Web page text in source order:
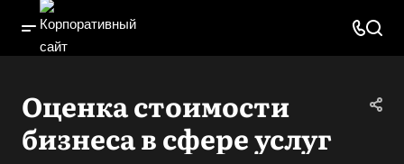
Оценка стоимости
бизнеса в сфере услуг